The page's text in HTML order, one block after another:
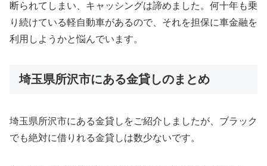
断られてしまい、キャッシングは諦めました。何十年も乗
り続けている軽自動車があるので、それを担保に車金融を
利用しようかと悩んでいます。
埼玉県所沢市にある金貸しのまとめ
埼玉県所沢市にある金貸しをご紹介しましたが、ブラック
でも絶対に借りれる金貸しは数少ないです。